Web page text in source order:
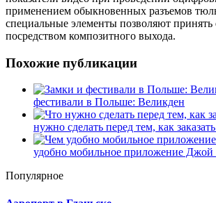
применением обыкновенных разъемов
специальные элементы позволяют принять
посредством композитного выхода.
Похожие публикации
фестивали в Польше: Великден
нужно сделать перед тем, как
удобно мобильное приложение Джой
Популярное